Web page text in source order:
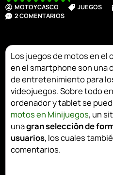
MOTOYCASCO JUEGOS
2 COMENTARIOS
Los juegos de motos en el
en el smartphone son una
de entretenimiento para
videojuegos. Sobre todo
ordenador y tablet se
motos en Minijuegos, un
unagran selección de
usuarios, los cuales
comentarios.